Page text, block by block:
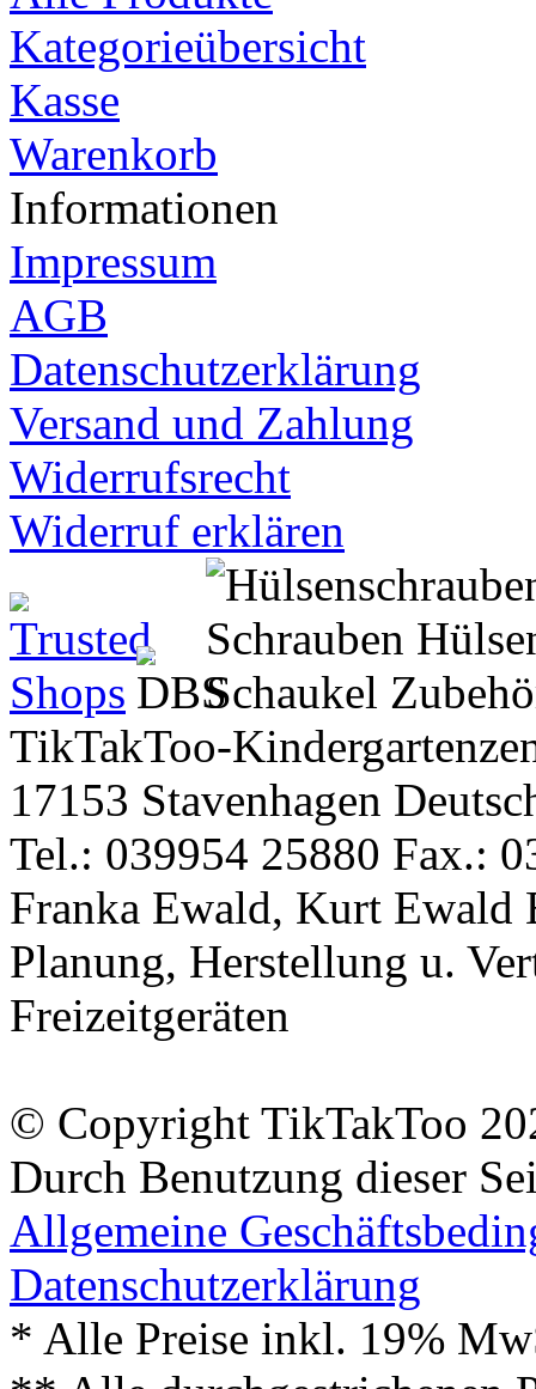
Kategorieübersicht
Kasse
Warenkorb
Informationen
Impressum
AGB
Datenschutzerklärung
Versand und Zahlung
Widerrufsrecht
Widerruf erklären
TikTakToo-
17153 Stavenhagen
Tel.: 039954 25880 Fax.:
Franka Ewald, Kurt Ewald
Planung, Herstellung u.
Freizeitgeräten
© Copyright TikTakToo
Durch Benutzung dieser
Allgemeine
Datenschutzerklärung
* Alle Preise inkl. 19%